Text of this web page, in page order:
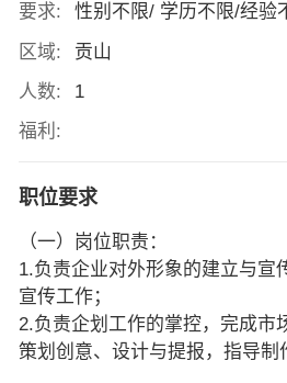
要求:
性别不限/ 学历不限/经验
区域:
贡山
人数:
1
福利:
职位要求
（一）岗位职责：
1.负责企业对外形象的建立与宣
宣传工作；
2.负责企划工作的掌控，完成市
策划创意、设计与提报，指导制